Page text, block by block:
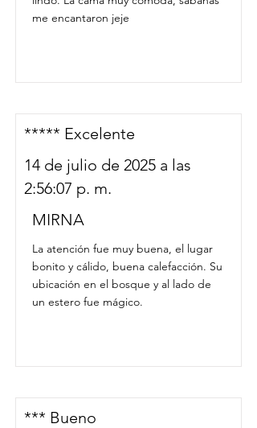
me encantaron jeje
***** Excelente
14 de julio de 2025 a las
2:56:07 p. m.
MIRNA
La atención fue muy buena, el lugar
bonito y cálido, buena calefacción. Su
ubicación en el bosque y al lado de
un estero fue mágico.
*** Bueno